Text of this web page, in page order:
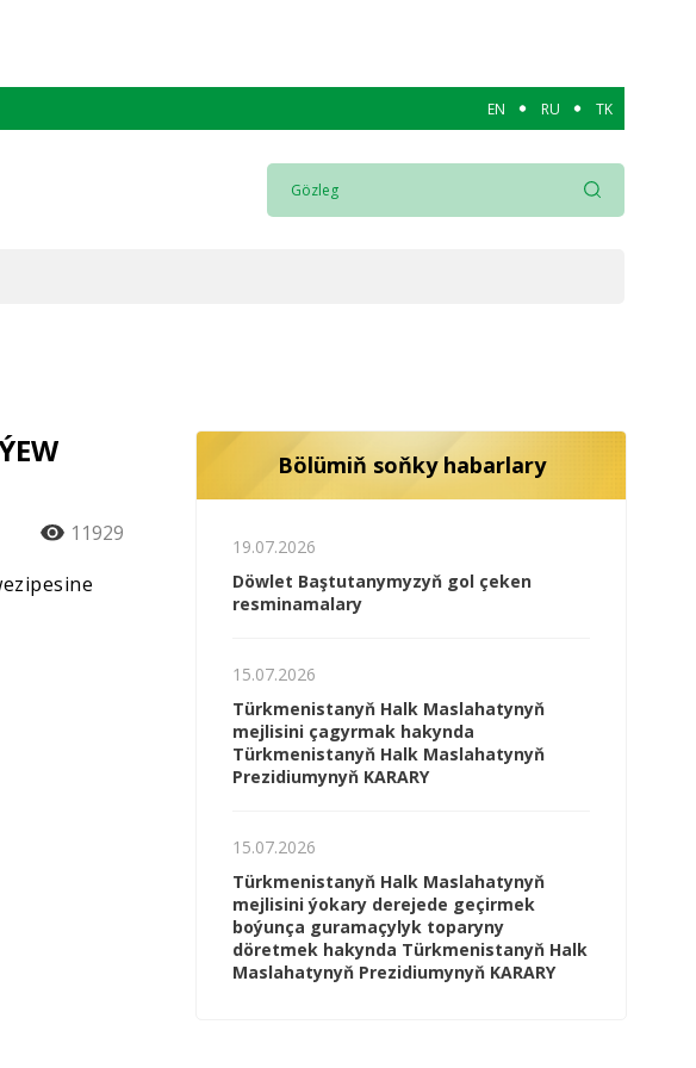
EN RU TK
11929
Bölümiň soňky habarlary
19.07.2026
Döwlet Baştutanymyzyň gol çeken
resminamalary
15.07.2026
Türkmenistanyň Halk Maslahatynyň
mejlisini çagyrmak hakynda
Türkmenistanyň Halk Maslahatynyň
Prezidiumynyň KARARY
15.07.2026
Türkmenistanyň Halk Maslahatynyň
mejlisini ýokary derejede geçirmek
boýunça guramaçylyk toparyny
döretmek hakynda Türkmenistanyň Halk
Maslahatynyň Prezidiumynyň KARARY